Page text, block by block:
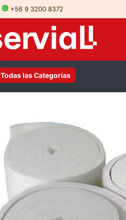
+56 9 3200 8372
Todas las Categorías